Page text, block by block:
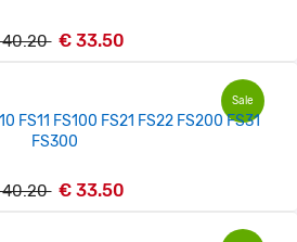
€ 33.50
Sale
FS11 FS100 FS21 FS22 FS200 FS31
FS300
€ 33.50